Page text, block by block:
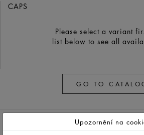
CAPS
Please select a variant
list below to see all
GO TO
Upozornění na